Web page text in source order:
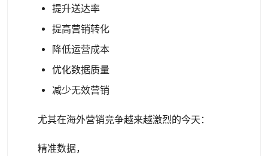
提升送达率
提高营销转化
降低运营成本
优化数据质量
减少无效营销
尤其在海外营销竞争越来越激烈的今天：
精准数据，